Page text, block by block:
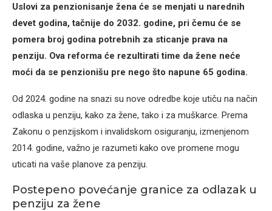
Uslovi za penzionisanje žena će se menjati u narednih
devet godina, tačnije do 2032. godine, pri čemu će se
pomera broj godina potrebnih za sticanje prava na
penziju. Ova reforma će rezultirati time da žene neće
moći da se penzionišu pre nego što napune 65 godina.
Od 2024. godine na snazi su nove odredbe koje utiču na način
odlaska u penziju, kako za žene, tako i za muškarce. Prema
Zakonu o penzijskom i invalidskom osiguranju, izmenjenom
2014. godine, važno je razumeti kako ove promene mogu
uticati na vaše planove za penziju.
Postepeno povećanje granice za odlazak u
penziju za žene